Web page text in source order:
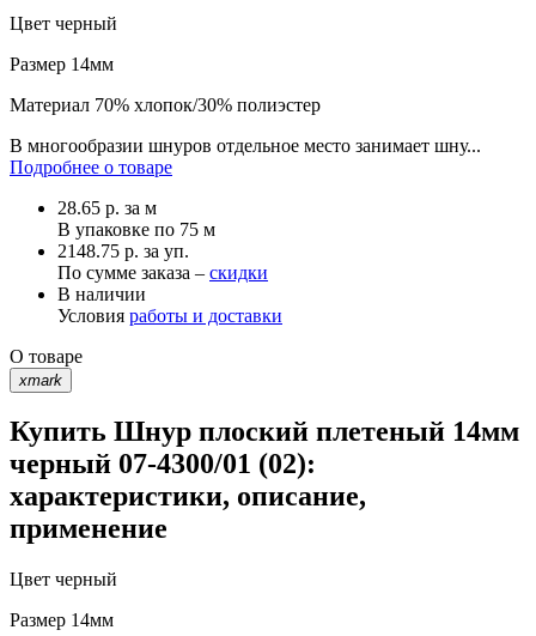
Цвет черный
Размер 14мм
Материал 70% хлопок/30% полиэстер
В многообразии шнуров отдельное место занимает шну...
Подробнее о товаре
28.65 р. за м
В упаковке по 75 м
2148.75 р. за уп.
По сумме заказа – скидки
В наличии
Условия работы и доставки
О товаре
xmark
Купить Шнур плоский плетеный 14мм
черный 07-4300/01 (02):
характеристики, описание,
применение
Цвет черный
Размер 14мм